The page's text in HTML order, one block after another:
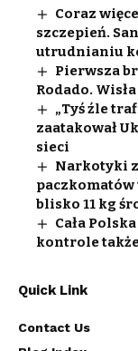
Coraz
szczepień.
utrudnianiu
Pierwsza
Rodado.
„Tyś źle
zaatakował
sieci
Narkotyki
paczkomatów
blisko 11 kg
Cała
kontrole
Quick Link
Contact Us